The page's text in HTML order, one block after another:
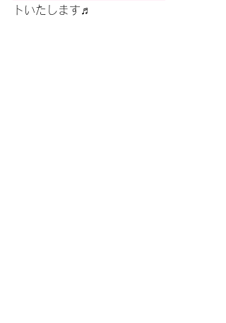
トいたします♬